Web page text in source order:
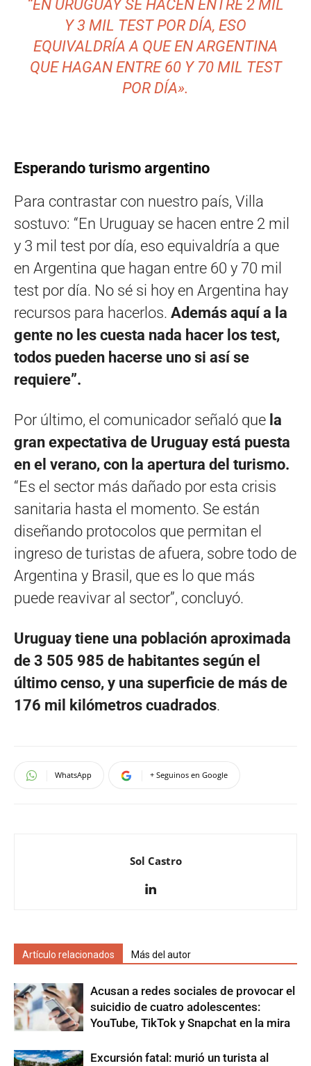
“EN URUGUAY SE HACEN ENTRE 2 MIL
Y 3 MIL TEST POR DÍA, ESO
EQUIVALDRÍA A QUE EN ARGENTINA
QUE HAGAN ENTRE 60 Y 70 MIL TEST
POR DÍA».
Esperando turismo argentino
Para contrastar con nuestro país, Villa
sostuvo: “En Uruguay se hacen entre 2 mil
y 3 mil test por día, eso equivaldría a que
en Argentina que hagan entre 60 y 70 mil
test por día. No sé si hoy en Argentina hay
recursos para hacerlos. Además aquí a la
gente no les cuesta nada hacer los test,
todos pueden hacerse uno si así se
requiere”.
Por último, el comunicador señaló que la
gran expectativa de Uruguay está puesta
en el verano, con la apertura del turismo.
“Es el sector más dañado por esta crisis
sanitaria hasta el momento. Se están
diseñando protocolos que permitan el
ingreso de turistas de afuera, sobre todo de
Argentina y Brasil, que es lo que más
puede reavivar al sector”, concluyó.
Uruguay tiene una población aproximada
de 3 505 985 de habitantes según el
último censo, y una superficie de más de
176 mil kilómetros cuadrados.
WhatsApp + Seguinos en Google
Sol Castro
Artículo relacionados Más del autor
Acusan a redes sociales de provocar el
suicidio de cuatro adolescentes:
YouTube, TikTok y Snapchat en la mira
Excursión fatal: murió un turista al